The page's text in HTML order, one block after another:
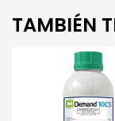
TAMBIÉN